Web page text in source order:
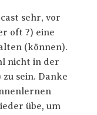
sehr, vor
oft ?) eine
(können).
nicht in der
sein. Danke
übe, um